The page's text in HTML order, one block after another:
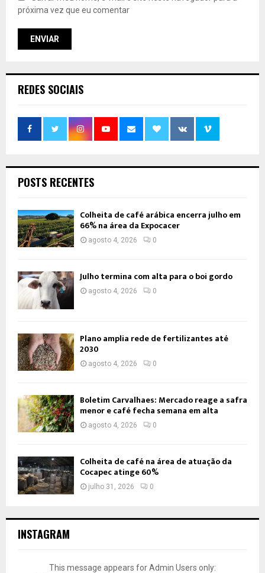
próxima vez que eu comentar
REDES SOCIAIS
POSTS RECENTES
Colheita de café arábica encerra julho em
66% na área da Expocacer
agosto 4, 2026 0
Julho termina com alta para o boi gordo
agosto 4, 2026 0
Plano amplia rede de fertilizantes até
2030
agosto 4, 2026 0
Boletim Carvalhaes: Mercado reage a safra
menor e café fecha semana em alta
agosto 4, 2026 0
Colheita de café na área de atuação da
Cocapec atinge 60%
julho 31, 2026 0
INSTAGRAM
This message appears for Admin Users only: